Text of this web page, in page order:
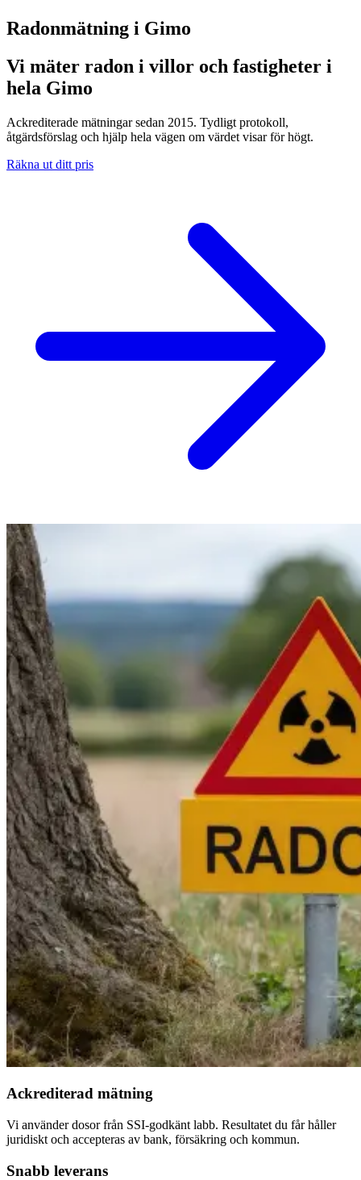
Radonmätning i Gimo
Vi mäter radon i villor och fastigheter i
hela Gimo
Ackrediterade mätningar sedan 2015. Tydligt protokoll,
åtgärdsförslag och hjälp hela vägen om värdet visar för högt.
Räkna ut ditt pris
Ackrediterad mätning
Vi använder dosor från SSI-godkänt labb. Resultatet du får håller
juridiskt och accepteras av bank, försäkring och kommun.
Snabb leverans